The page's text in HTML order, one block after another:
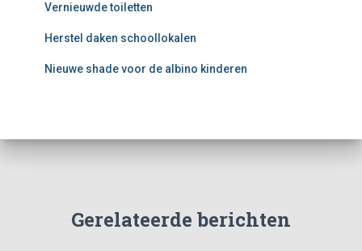
Vernieuwde toiletten
Herstel daken schoollokalen
Nieuwe shade voor de albino kinderen
Gerelateerde berichten